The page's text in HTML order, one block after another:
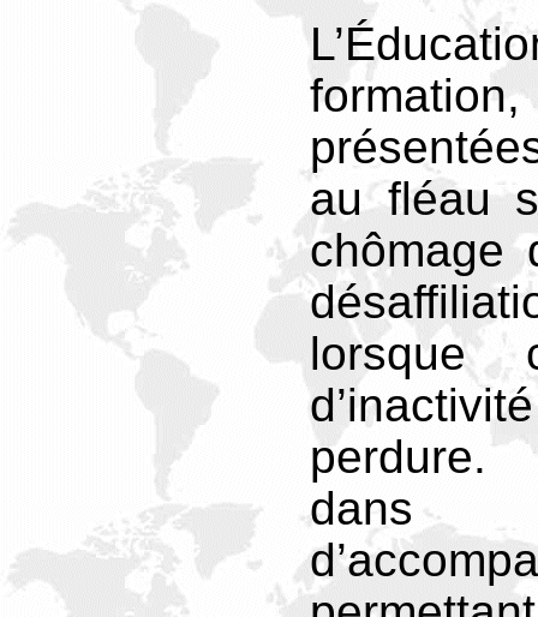
au fléau
chômage
lorsque
perdure.
dans